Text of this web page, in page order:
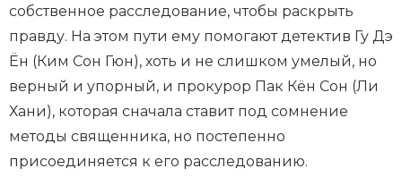
собственное расследование, чтобы раскрыть
правду. На этом пути ему помогают детектив Гу Дэ
Ён (Ким Сон Гюн), хоть и не слишком умелый, но
верный и упорный, и прокурор Пак Кён Сон (Ли
Хани), которая сначала ставит под сомнение
методы священника, но постепенно
присоединяется к его расследованию.